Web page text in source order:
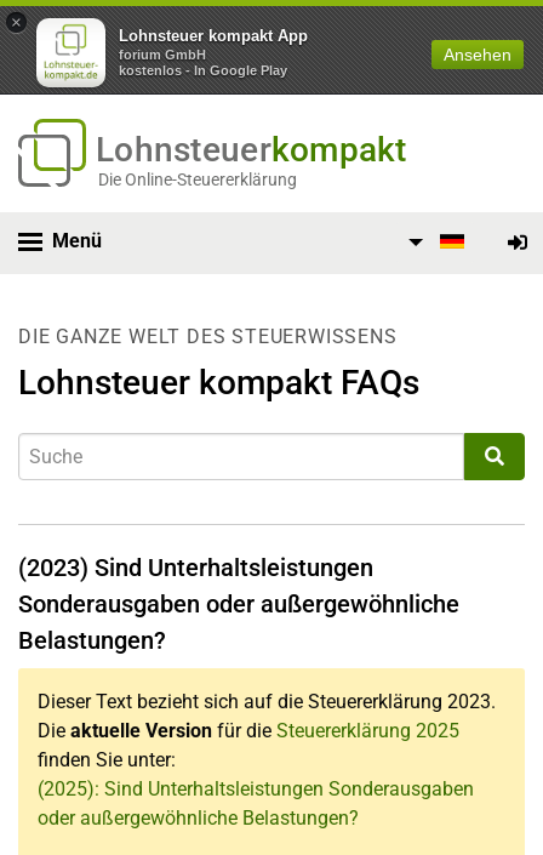
×
Lohnsteuer kompakt App
forium GmbH
kostenlos - In Google Play
Ansehen
Lohnsteuerkompakt
Die Online-Steuererklärung
Menü
DIE GANZE WELT DES STEUERWISSENS
Lohnsteuer kompakt FAQs
(2023) Sind Unterhaltsleistungen
Sonderausgaben oder außergewöhnliche
Belastungen?
Dieser Text bezieht sich auf die Steuererklärung 2023.
Die aktuelle Version für die Steuererklärung 2025
finden Sie unter:
(2025): Sind Unterhaltsleistungen Sonderausgaben
oder außergewöhnliche Belastungen?